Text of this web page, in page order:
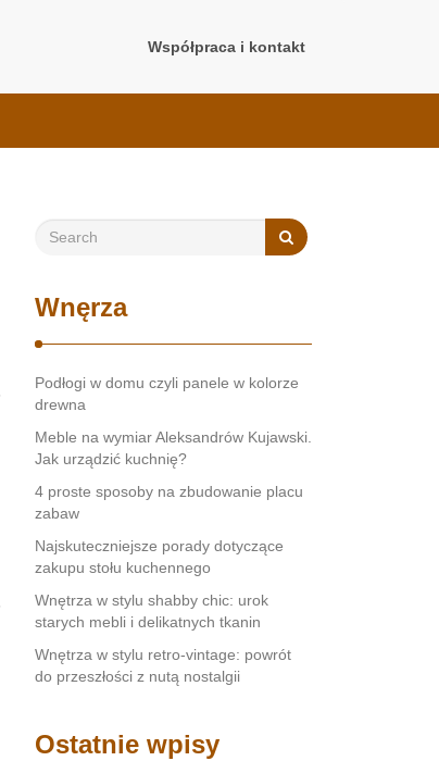
Współpraca i kontakt
Wnęrza
Podłogi w domu czyli panele w kolorze
drewna
Meble na wymiar Aleksandrów Kujawski.
Jak urządzić kuchnię?
4 proste sposoby na zbudowanie placu
zabaw
Najskuteczniejsze porady dotyczące
zakupu stołu kuchennego
Wnętrza w stylu shabby chic: urok
starych mebli i delikatnych tkanin
Wnętrza w stylu retro-vintage: powrót
do przeszłości z nutą nostalgii
Ostatnie wpisy